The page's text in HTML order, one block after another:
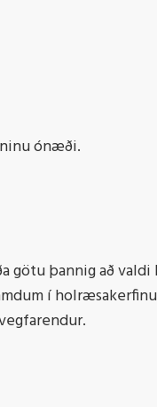
ónæði.
götu þannig að
í